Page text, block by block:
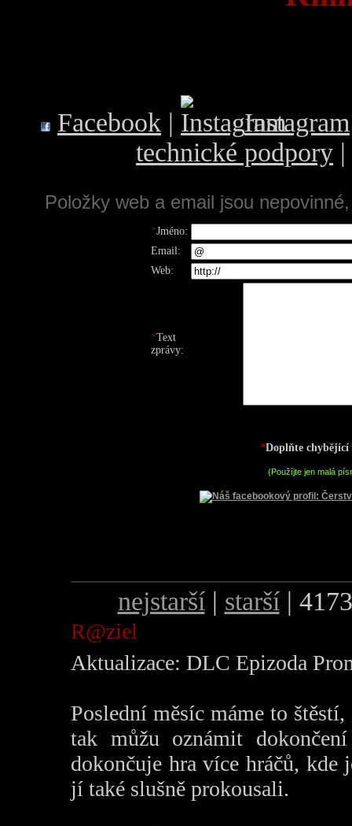
Facebook | Instagram
technické podpory |
Položky web a email jsou
*Jméno:
Email:
Web:
*Text
zprávy:
*Doplňte chybějící
(Použíjte jen malá
nejstarší| starší|
R@ziel
Aktualizace: DLC Epizoda
Poslední měsíc máme to
tak můžu oznámit
dokončuje hra více hráčů, kde
jí také slušně prokousali.